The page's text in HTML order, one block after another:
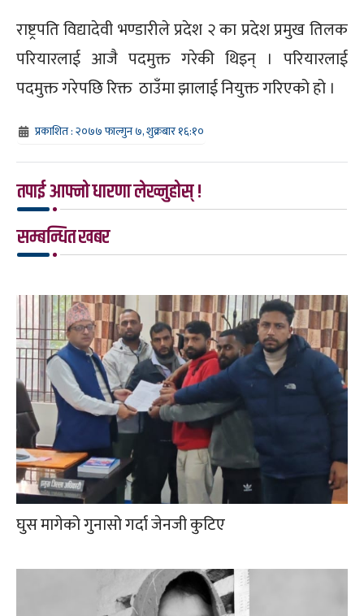
राष्ट्रपति विद्यादेवी भण्डारीले प्रदेश २ का प्रदेश प्रमुख तिलक
परियारलाई आजै पदमुक्त गरेकी थिइन् । परियारलाई
पदमुक्त गरेपछि रिक्त ठाउँमा झालाई नियुक्त गरिएको हो ।
प्रकाशित : २०७७ फाल्गुन ७, शुक्रबार १६:१०
तपाई आफ्नो धारणा लेख्नुहोस् !
सम्बन्धित खबर
घुस मागेको गुनासो गर्दा जेनजी कुटिए